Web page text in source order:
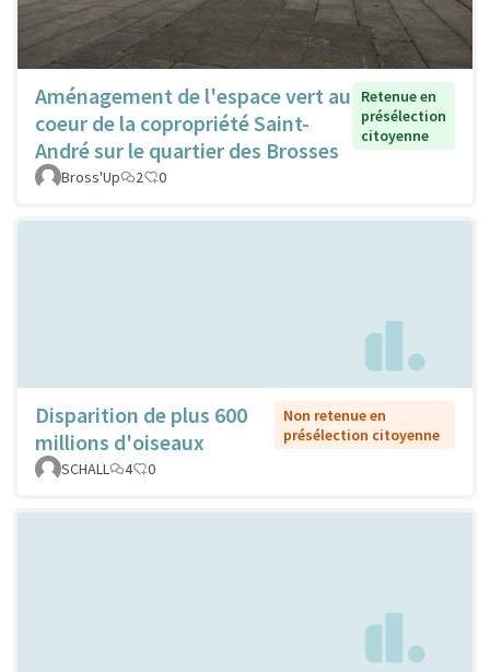
Aménagement de l'espace vert au
coeur de la copropriété Saint-
André sur le quartier des Brosses
Retenue en
présélection
citoyenne
Bross'Up 2 0
Disparition de plus 600
millions d'oiseaux
Non retenue en
présélection citoyenne
SCHALL
4 0